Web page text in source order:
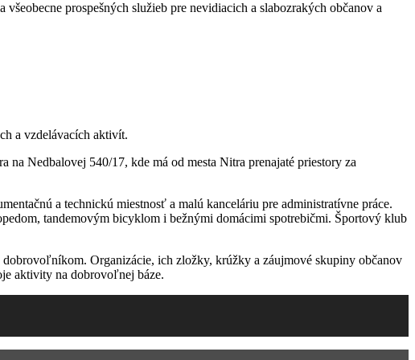
prospešných služieb pre nevidiacich a slabozrakých občanov a
a vzdelávacích aktivít.
Nedbalovej 540/17, kde má od mesta Nitra prenajaté priestory za
a technickú miestnosť a malú kanceláriu pre administratívne práce.
tandemovým bicyklom i bežnými domácimi spotrebičmi. Športový klub
Organizácie, ich zložky, krúžky a záujmové skupiny občanov
aktivity na dobrovoľnej báze.